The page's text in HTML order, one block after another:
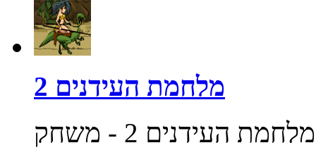
מלחמת העידנים 2